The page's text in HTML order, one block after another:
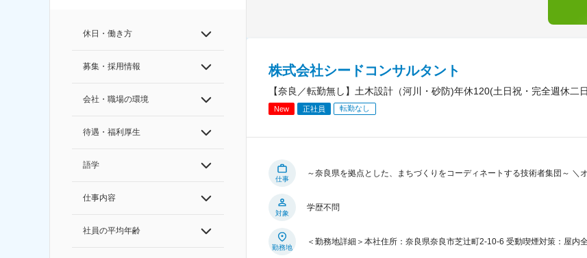
休日・働き方
募集・採用情報
会社・職場の環境
待遇・福利厚生
語学
仕事内容
社員の平均年齢
株式会社シードコンサルタント
【奈良／転勤無し】土木設計（河川・砂防)年休120(土日祝・完全週休二
New 正社員 転勤なし
仕事
～奈良県を拠点とした、まちづくりをコーディネートする技術者集団～
対象
学歴不問
勤務地
＜勤務地詳細＞本社住所：奈良県奈良市芝辻町2-10-6 受動喫煙対策：屋内